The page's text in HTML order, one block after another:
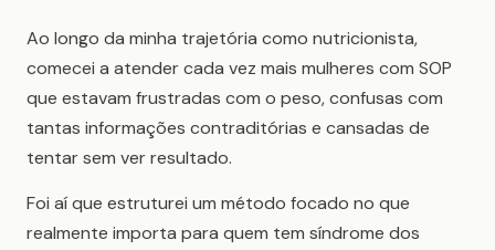
Ao longo da minha trajetória como nutricionista,
comecei a atender cada vez mais mulheres com SOP
que estavam frustradas com o peso, confusas com
tantas informações contraditórias e cansadas de
tentar sem ver resultado.
Foi aí que estruturei um método focado no que
realmente importa para quem tem síndrome dos